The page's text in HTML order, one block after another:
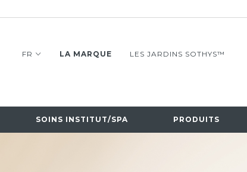
FR LA MARQUE LES JARDINS SOTHYS™
SOINS INSTITUT/SPA PRODUITS